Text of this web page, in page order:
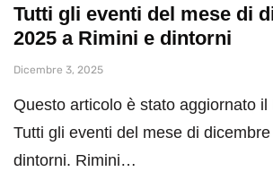
Tutti gli eventi del mese di
2025 a Rimini e dintorni
Dicembre 3, 2025
Questo articolo è stato aggiornato
Tutti gli eventi del mese di
dintorni. Rimini…